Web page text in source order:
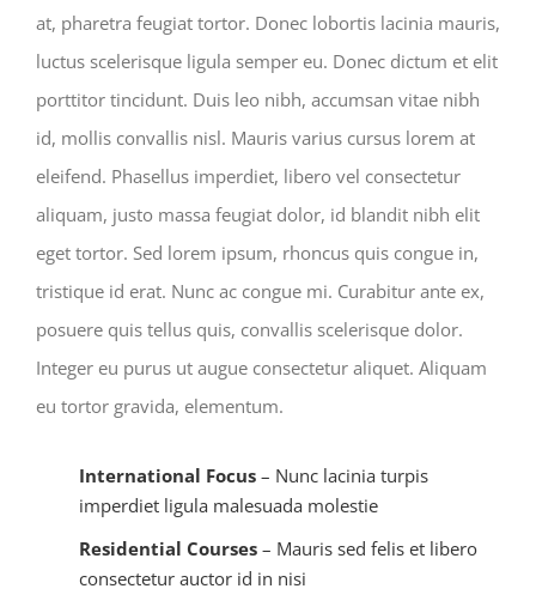
at, pharetra feugiat tortor. Donec lobortis lacinia mauris,
luctus scelerisque ligula semper eu. Donec dictum et elit
porttitor tincidunt. Duis leo nibh, accumsan vitae nibh
id, mollis convallis nisl. Mauris varius cursus lorem at
eleifend. Phasellus imperdiet, libero vel consectetur
aliquam, justo massa feugiat dolor, id blandit nibh elit
eget tortor. Sed lorem ipsum, rhoncus quis congue in,
tristique id erat. Nunc ac congue mi. Curabitur ante ex,
posuere quis tellus quis, convallis scelerisque dolor.
Integer eu purus ut augue consectetur aliquet. Aliquam
eu tortor gravida, elementum.
International Focus – Nunc lacinia turpis
imperdiet ligula malesuada molestie
Residential Courses – Mauris sed felis et libero
consectetur auctor id in nisi